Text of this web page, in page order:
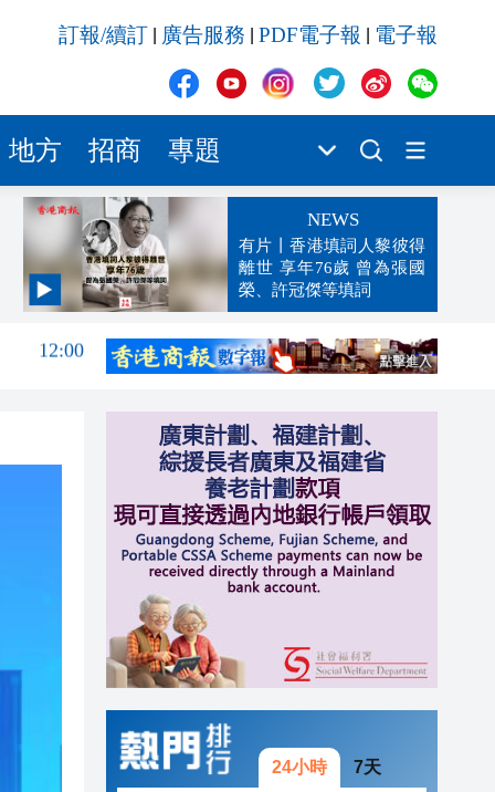
訂報/續訂 廣告服務 PDF電子報 電子報
地方 招商 專題
NEWS
有片丨香港填詞人黎彼得
離世 享年76歲 曾為張國
榮、許冠傑等填詞
12:00
11:53
24小時 7天